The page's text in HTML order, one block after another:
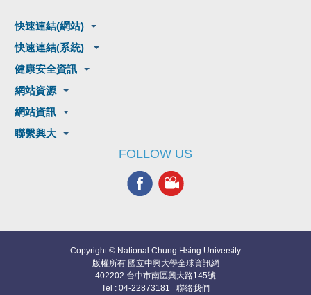
快速連結(網站)
快速連結(系統)
健康安全資訊
網站資源
網站資訊
聯繫興大
FOLLOW US
Copyright © National Chung Hsing University
版權所有 國立中興大學全球資訊網
402202 台中市南區興大路145號
Tel : 04-22873181 聯絡我們